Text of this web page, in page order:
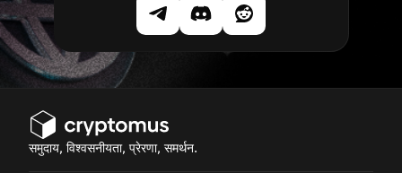
समुदाय, विश्वसनीयता, प्रेरणा, समर्थन.